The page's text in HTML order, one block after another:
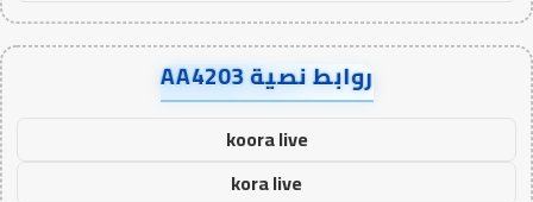
روابط نصية AA4203
koora live
kora live